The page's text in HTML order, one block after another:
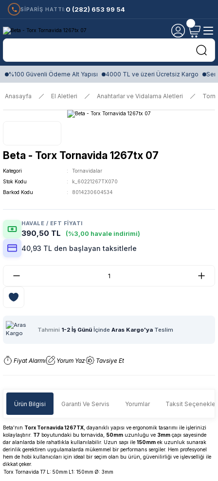
SİPARİŞ HATTI: 0 (282) 653 99 54
%100 Güvenli Ödeme Alt Yapısı 4000 TL ve üzeri Ücretsiz Kargo
Anasayfa El Aletleri Anahtarlar ve Vidalama Aletleri
Beta - Torx Tornavida 1267tx 07
Kategori
Tornavidalar
Stok Kodu
k_60221267TX070
Barkod Kodu
8014230604534
HAVALE / EFT FIYATI
390,50 TL (%3,00 havale indirimi)
40,93 TL den başlayan taksitlerle
Tahmini 1-2 İş Günü İçinde Aras Kargo'ya Teslim
Fiyat Alarmı Yorum Yaz Tavsiye Et
Ürün Bilgisi Garanti Ve Servis Yorumlar Taksit
Beta'nın Torx Tornavida 1267TX , dayanıklı yapısı ve ergonomik tasarımı ile işlerinizi
kolaylaştırır. T7 boyutundaki bu tornavida, 50mm uzunluğu ve 3mm çapı sayesinde
dar alanlarda bile rahatlıkla kullanılabilir. Uzun sapı ile 150mm ek uzunluk sunarak
derinlik gerektiren uygulamalarda mükemmel bir performans sergiler. Hem profesyonel
hem de hobi kullanıcıları için ideal bir seçim olan bu ürün, güvenilirliği ve işlevselliği ile
dikkat çeker.
Torx Tornavida T7 L: 50mm L1: 150mm Ø: 3mm